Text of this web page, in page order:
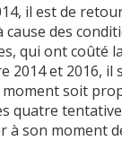
il est de
cause des
qui ont coûté
2014 et 2016, il
soit
quatre
à son moment